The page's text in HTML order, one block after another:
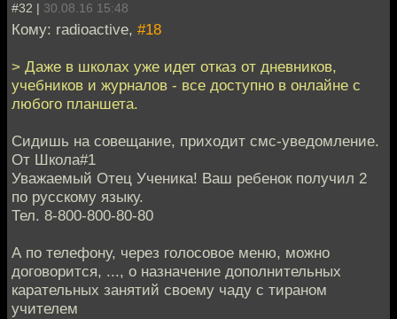
#32 | 30.08.16 15:48
Кому: radioactive, #18
> Даже в школах уже идет отказ от дневников,
учебников и журналов - все доступно в онлайне с
любого планшета.
Сидишь на совещание, приходит смс-уведомление.
От Школа#1
Уважаемый Отец Ученика! Ваш ребенок получил 2
по русскому языку.
Тел. 8-800-800-80-80
А по телефону, через голосовое меню, можно
договорится, ..., о назначение дополнительных
карательных занятий своему чаду с тираном
учителем